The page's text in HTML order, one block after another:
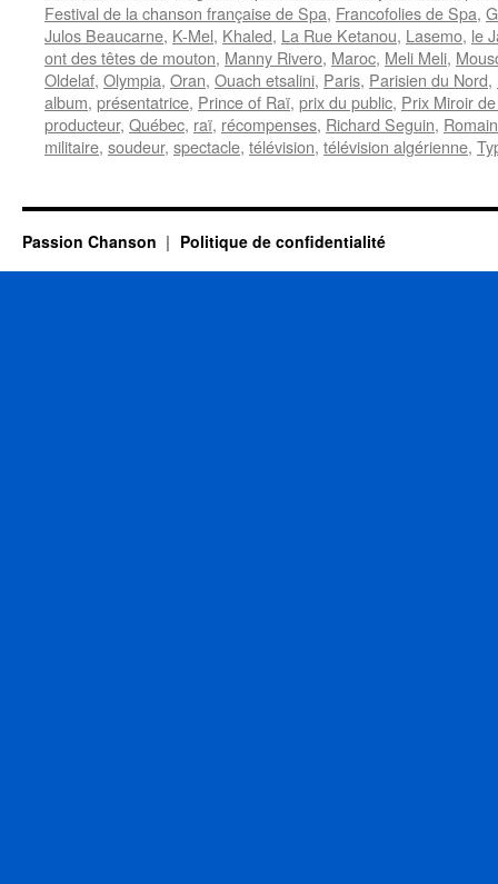
Festival de la chanson française de Spa, Francofolies de Spa,
Julos Beaucarne, K-Mel, Khaled, La Rue Ketanou, Lasemo, le
ont des têtes de mouton, Manny Rivero, Maroc, Meli Meli,
Oldelaf, Olympia, Oran, Ouach etsalini, Paris, Parisien du Nord,
album, présentatrice, Prince of Raï, prix du public, Prix Miroir
producteur, Québec, raï, récompenses, Richard Seguin,
militaire, soudeur, spectacle, télévision, télévision algérienne,
Passion Chanson Politique de confidentialité